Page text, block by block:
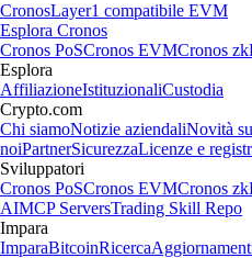
CronosLayer1 compatibile EVM
Esplora Cronos
Cronos PoSCronos EVMCronos
Esplora
AffiliazioneIstituzionaliCustodia
Crypto.com
Chi siamoNotizie aziendaliNovità
noiPartnerSicurezzaLicenze e
Sviluppatori
Cronos PoSCronos EVMCronos
AIMCP ServersTrading Skill Repo
Impara
ImparaBitcoinRicerca